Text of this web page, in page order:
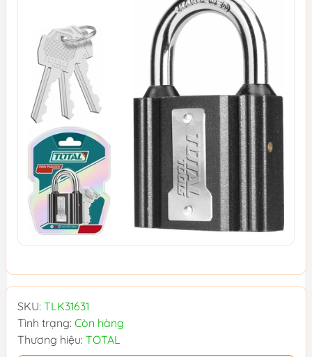
SKU: TLK31631
Tình trạng: Còn hàng
Thương hiệu: TOTAL